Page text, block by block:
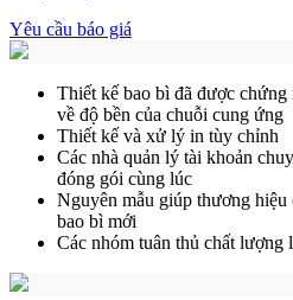
Yêu cầu báo giá
Thiết kế bao bì đã được
về độ bền của chuỗi cung ứng
Thiết kế và xử lý in tùy chỉnh
Các nhà quản lý tài khoản
đóng gói cùng lúc
Nguyên mẫu giúp thương hiệu
bao bì mới
Các nhóm tuân thủ chất lượng